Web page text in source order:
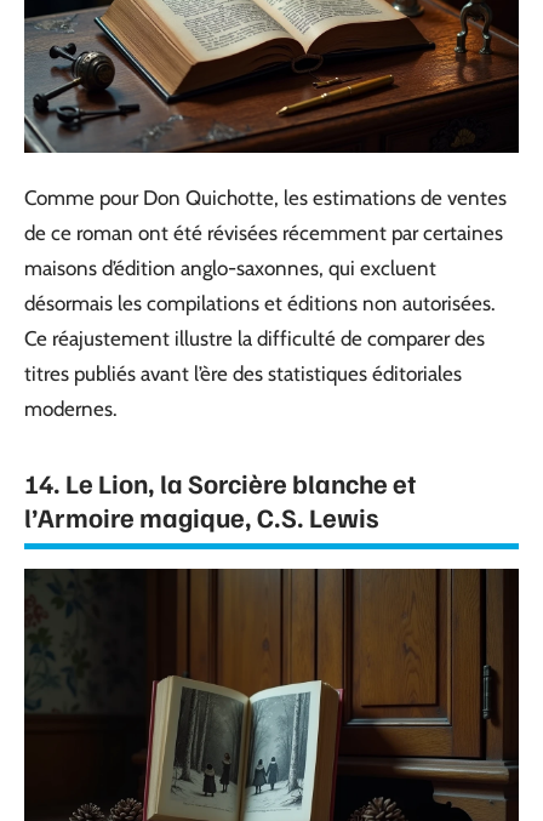
Comme pour Don Quichotte, les estimations de ventes
de ce roman ont été révisées récemment par certaines
maisons d’édition anglo-saxonnes, qui excluent
désormais les compilations et éditions non autorisées.
Ce réajustement illustre la difficulté de comparer des
titres publiés avant l’ère des statistiques éditoriales
modernes.
14. Le Lion, la Sorcière blanche et
l’Armoire magique, C.S. Lewis